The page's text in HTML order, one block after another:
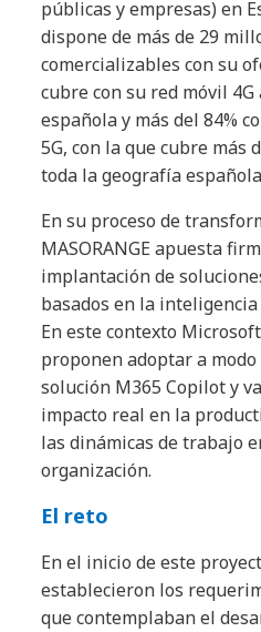
públicas y empresas) en
dispone de más de 29
comercializables con su
cubre con su red móvil
española y más del 84%
5G, con la que cubre más
toda la geografía
En su proceso de
MASORANGE apuesta
implantación de
basados en la
En este contexto
proponen adoptar a
solución M365 Copilot y
impacto real en la
las dinámicas de trabajo
organización.
El reto
En el inicio de este
establecieron los
que contemplaban el